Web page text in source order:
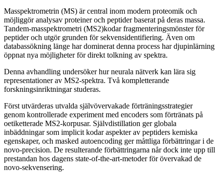
Masspektrometrin (MS) är central inom modern proteomik och
möjliggör analysav proteiner och peptider baserat på deras massa.
Tandem-masspektrometri (MS2)kodar fragmenteringsmönster för
peptider och utgör grunden för sekvensidentifiering. Även om
databassökning länge har dominerat denna process har djupinlärning
öppnat nya möjligheter för direkt tolkning av spektra.
Denna avhandling undersöker hur neurala nätverk kan lära sig
representationer av MS2-spektra. Två kompletterande
forskningsinriktningar studeras.
Först utvärderas utvalda självövervakade förträningsstrategier
genom kontrollerade experiment med encoders som förtränats på
oetiketterade MS2-korpusar. Självdistillation ger globala
inbäddningar som implicit kodar aspekter av peptiders kemiska
egenskaper, och masked autoencoding ger måttliga förbättringar i de
novo-precision. De resulterande förbättringarna når dock inte upp till
prestandan hos dagens state-of-the-art-metoder för övervakad de
novo-sekvensering.